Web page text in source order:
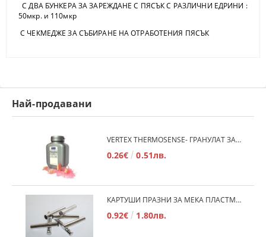
С ДВА БУНКЕРА ЗА ЗАРЕЖДАНЕ С ПЯСЪК С РАЗЛИЧНИ ЕДРИНИ :
50мкр. и 110мкр
С ЧЕКМЕДЖЕ ЗА СЪБИРАНЕ НА ОТРАБОТЕНИЯ ПЯСЪК
Най-продавани
VERTEX THERMOSENSE- ГРАНУЛАТ ЗА МЕКИ ПРОТЕЗИ
0.26€ 0.51лв.
КАРТУШИ ПРАЗНИ ЗА МЕКА ПЛАСТМАСА
0.92€ 1.80лв.